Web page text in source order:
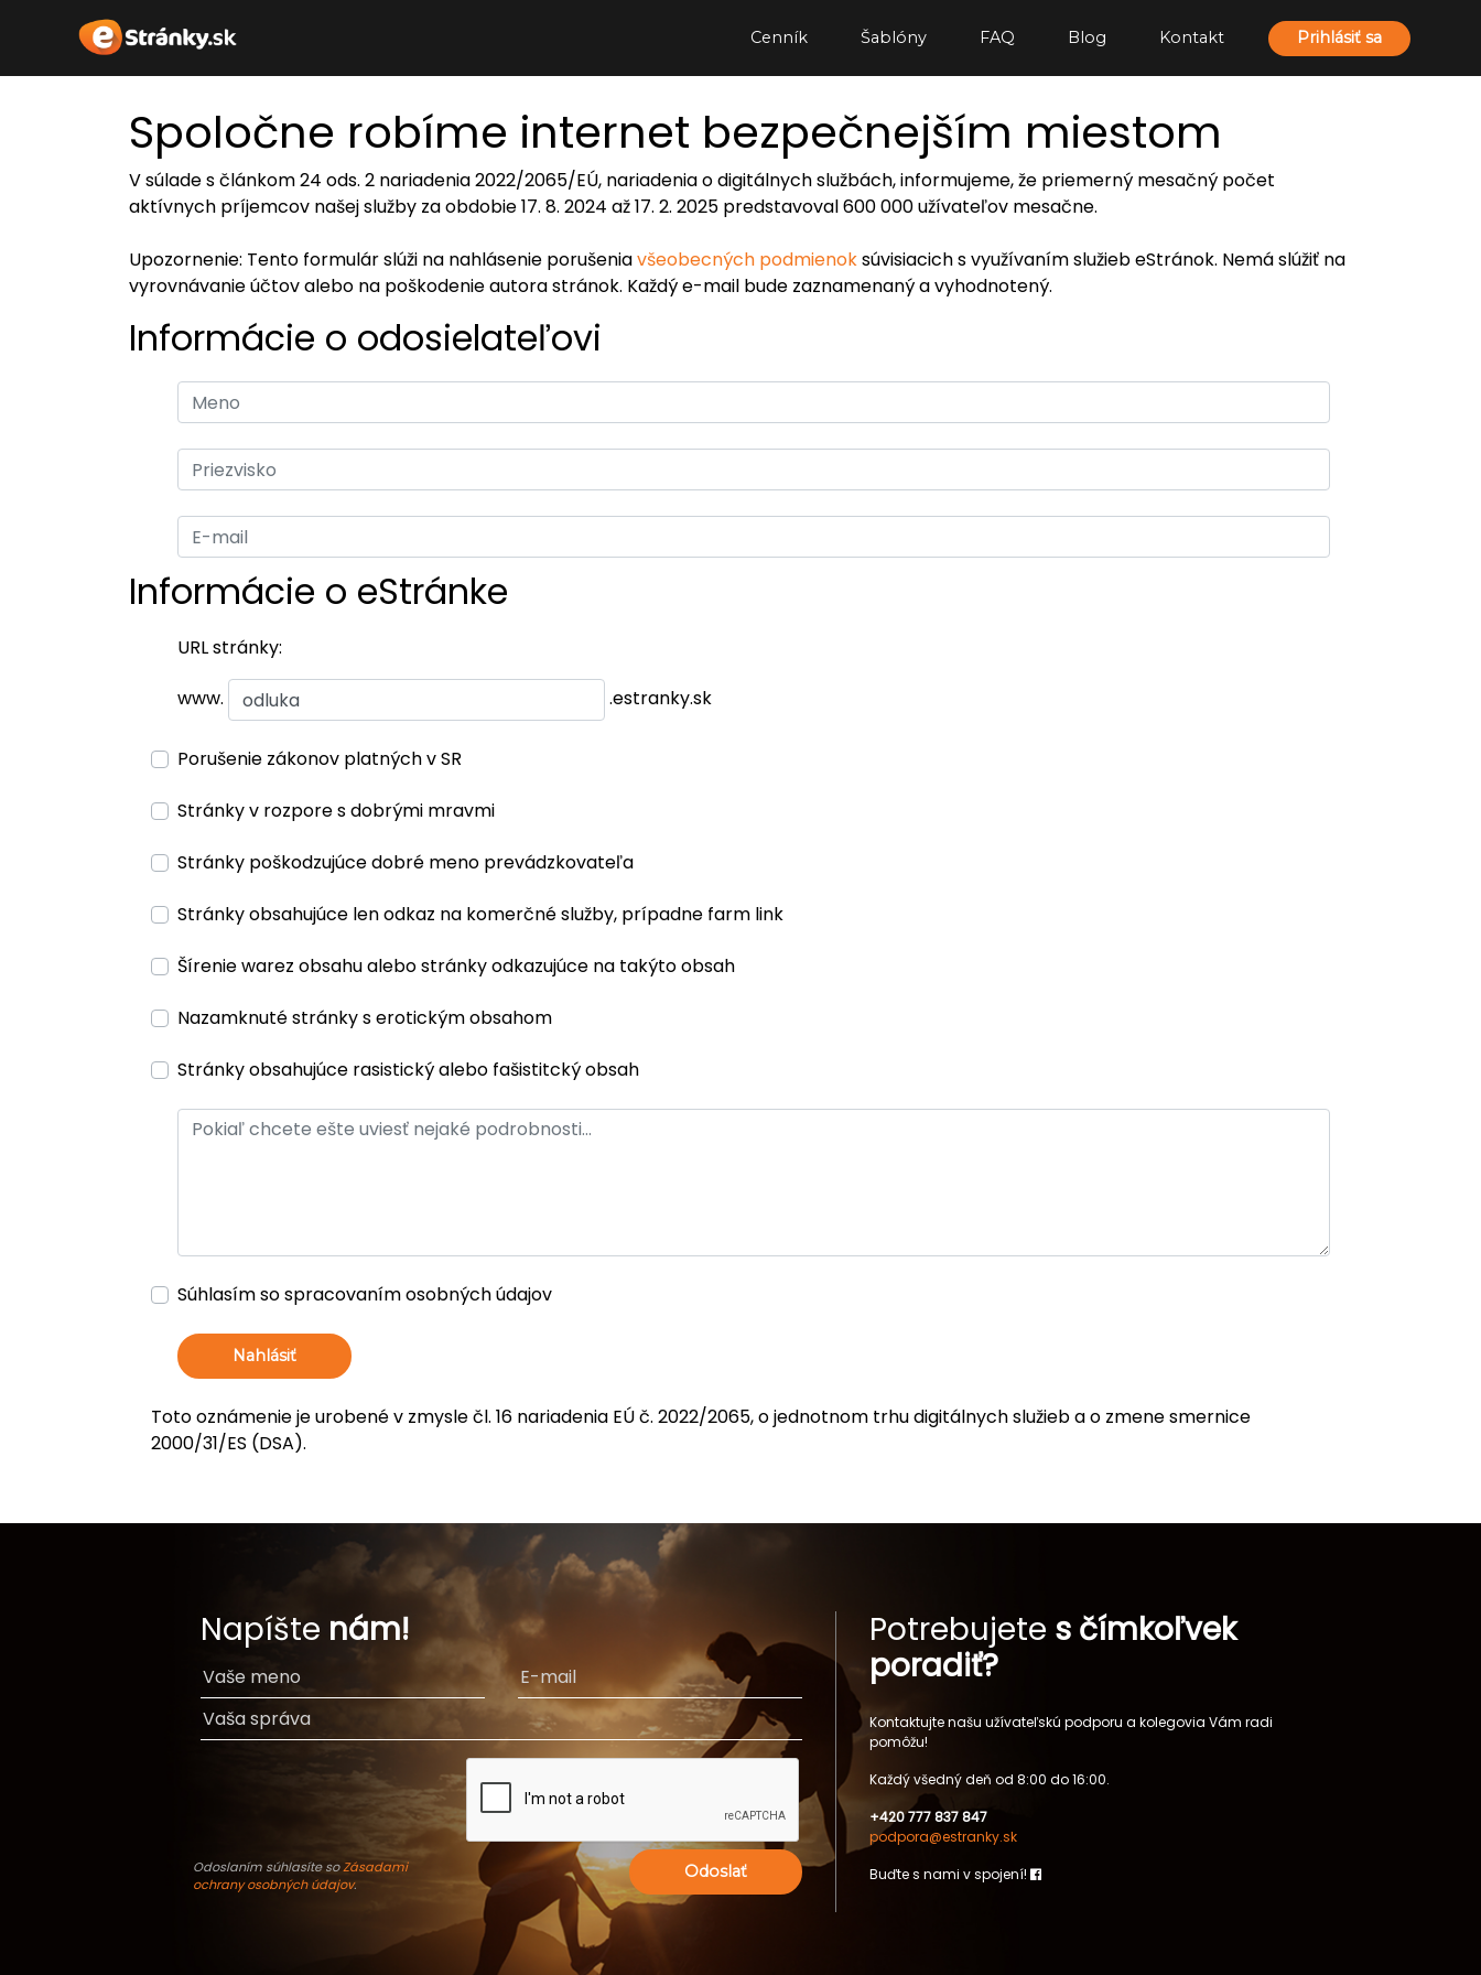
Cenník Šablóny FAQ Blog Kontakt Prihlásiť sa
Spoločne robíme internet bezpečnejším miestom
V súlade s článkom 24 ods. 2 nariadenia 2022/2065/EÚ, nariadenia o digitálnych službách, informujeme, že priemerný mesačný počet
aktívnych príjemcov našej služby za obdobie 17. 8. 2024 až 17. 2. 2025 predstavoval 600 000 užívateľov mesačne.
Upozornenie: Tento formulár slúži na nahlásenie porušeniavšeobecných podmienoksúvisiacich s využívaním služieb eStránok. Nemá slúžiť na
vyrovnávanie účtov alebo na poškodenie autora stránok. Každý e-mail bude zaznamenaný a vyhodnotený.
Informácie o odosielateľovi
Informácie o eStránke
URL stránky:
www. .estranky.sk
Porušenie zákonov platných v SR
Stránky v rozpore s dobrými mravmi
Stránky poškodzujúce dobré meno prevádzkovateľa
Stránky obsahujúce len odkaz na komerčné služby, prípadne farm link
Šírenie warez obsahu alebo stránky odkazujúce na takýto obsah
Nazamknuté stránky s erotickým obsahom
Stránky obsahujúce rasistický alebo fašistitcký obsah
Súhlasím so spracovaním osobných údajov
Nahlásiť
Toto oznámenie je urobené v zmysle čl. 16 nariadenia EÚ č. 2022/2065, o jednotnom trhu digitálnych služieb a o zmene smernice
2000/31/ES (DSA).
Napíšte nám!
Odoslaním súhlasíte soZásadami
ochrany osobných údajov.
Odoslať
Potrebujete s čímkoľvek
poradiť?
Kontaktujte našu užívateľskú podporu a kolegovia Vám radi
pomôžu!
Každý všedný deň od 8:00 do 16:00.
+420 777 837 847
podpora@estranky.sk
Buďte s nami v spojení!